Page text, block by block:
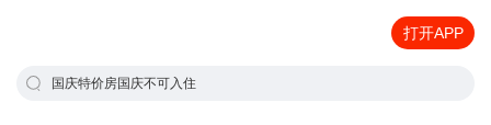
打开APP
国庆特价房国庆不可入住